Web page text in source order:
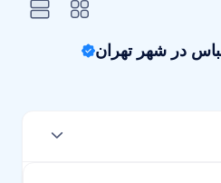
در شهر تهران